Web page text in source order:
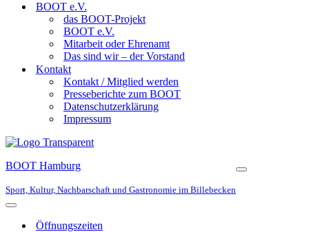
BOOT e.V.
das BOOT-Projekt
BOOT e.V.
Mitarbeit oder Ehrenamt
Das sind wir – der Vorstand
Kontakt
Kontakt / Mitglied werden
Presseberichte zum BOOT
Datenschutzerklärung
Impressum
BOOT Hamburg
Sport, Kultur, Nachbarschaft und Gastronomie im Billebecken
Navigationsmenü
Navigationsmenü
Öffnungszeiten